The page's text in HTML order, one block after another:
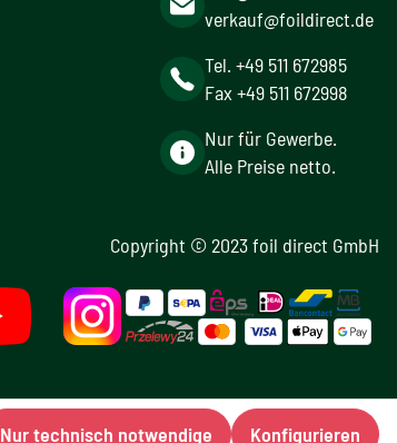
verkauf@foildirect.de
Tel. +49 511 672985
Fax +49 511 672998
Nur für Gewerbe.
Alle Preise netto.
Copyright © 2023 foil direct GmbH
Nur technisch notwendige Konfigurieren